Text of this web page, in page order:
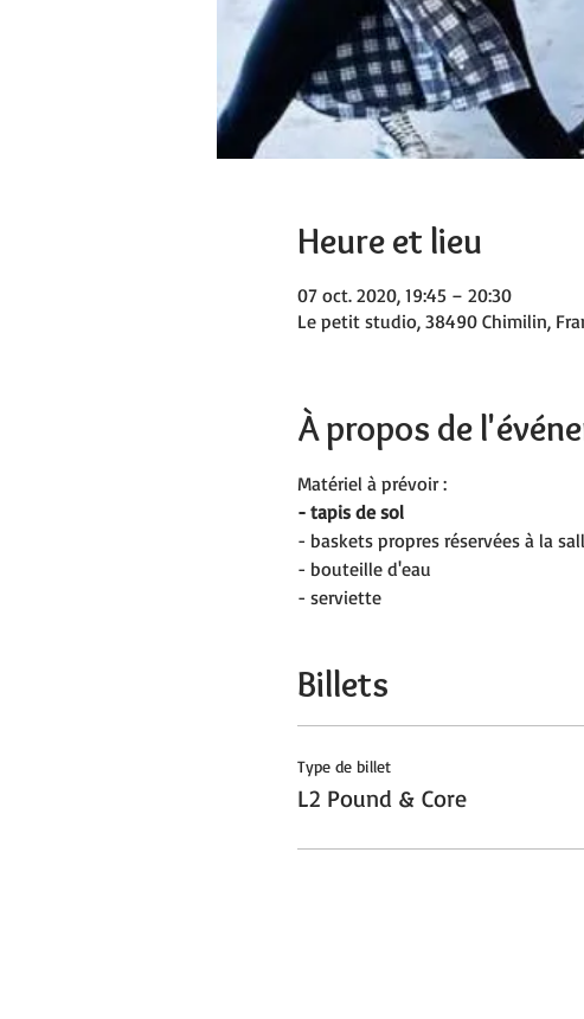
Heure et lieu
07 oct. 2020, 19:45 – 20:30
Le petit studio, 38490 Chimilin,
À propos de
Matériel à prévoir :
- tapis de sol
- baskets propres réservées à la
- bouteille d'eau
- serviette
Billets
Type de billet
L2 Pound & Core